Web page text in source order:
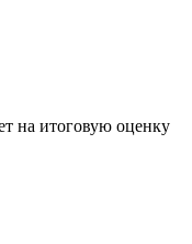
на итоговую оценку